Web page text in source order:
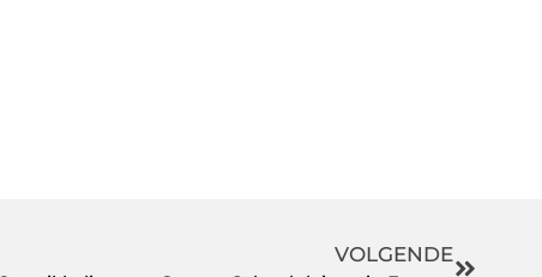
VOLGENDE